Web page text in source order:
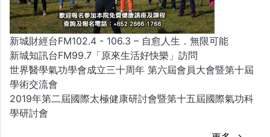
新城財經台FM102.4 - 106.3 – 自愈人生．無限可能
新城知訊台FM99.7「原來生活好快樂」訪問
世界醫學氣功學會成立三十周年 第六屆會員大會暨第十屆
學術交流會
2019年第二屆國際太極健康研討會暨第十五屆國際氣功科
學研討會